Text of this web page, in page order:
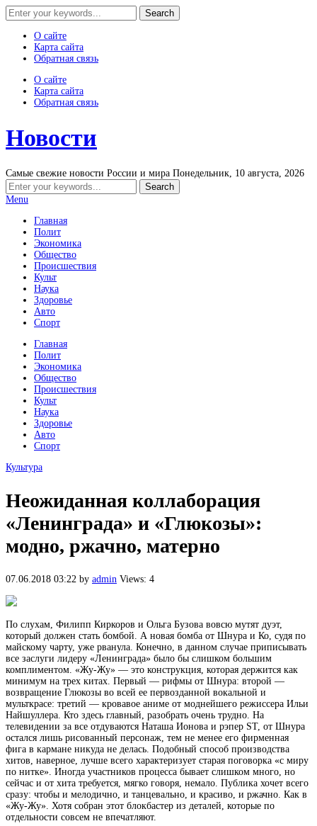
О сайте
Карта сайта
Обратная связь
О сайте
Карта сайта
Обратная связь
Новости
Самые свежие новости России и мира Понедельник, 10 августа, 2026
Menu
Главная
Полит
Экономика
Общество
Происшествия
Культ
Наука
Здоровье
Авто
Спорт
Главная
Полит
Экономика
Общество
Происшествия
Культ
Наука
Здоровье
Авто
Спорт
Культура
Неожиданная коллаборация
«Ленинграда» и «Глюкозы»:
модно, ржачно, матерно
07.06.2018 03:22 by admin Views: 4
По слухам, Филипп Киркоров и Ольга Бузова вовсю мутят дуэт,
который должен стать бомбой. А новая бомба от Шнура и Ко, судя по
майскому чарту, уже рванула. Конечно, в данном случае приписывать
все заслуги лидеру «Ленинграда» было бы слишком большим
комплиментом. «Жу-Жу» — это конструкция, которая держится как
минимум на трех китах. Первый — рифмы от Шнура: второй —
возвращение Глюкозы во всей ее первозданной вокальной и
мульткрасе: третий — кровавое аниме от моднейшего режиссера Ильи
Найшуллера. Кто здесь главный, разобрать очень трудно. На
телевидении за все отдуваются Наташа Ионова и рэпер ST, от Шнура
остался лишь рисованный персонаж, тем не менее его фирменная
фига в кармане никуда не делась. Подобный способ производства
хитов, наверное, лучше всего характеризует старая поговорка «с миру
по нитке». Иногда участников процесса бывает слишком много, но
сейчас и от хита требуется, мягко говоря, немало. Публика хочет всего
сразу: чтобы и мелодично, и танцевально, и красиво, и ржачно. Как в
«Жу-Жу». Хотя собран этот блокбастер из деталей, которые по
отдельности совсем не впечатляют.